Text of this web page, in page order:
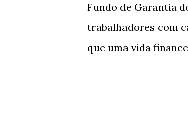
Fundo de Garantia
trabalhadores com
que uma vida